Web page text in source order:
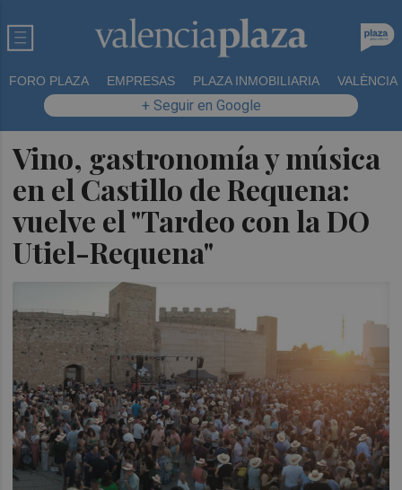
FORO PLAZA EMPRESAS PLAZA INMOBILIARIA VALÈNCIA
+ Seguir en Google
Vino, gastronomía y música
en el Castillo de Requena:
vuelve el "Tardeo con la DO
Utiel-Requena"